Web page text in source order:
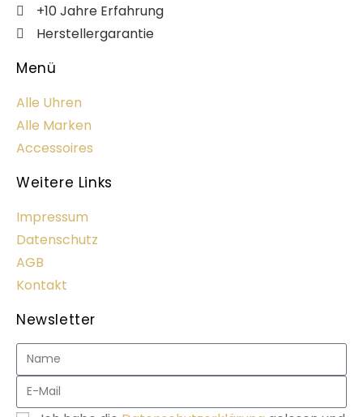
+10 Jahre Erfahrung
Herstellergarantie
Menü
Alle Uhren
Alle Marken
Accessoires
Weitere Links
Impressum
Datenschutz
AGB
Kontakt
Newsletter